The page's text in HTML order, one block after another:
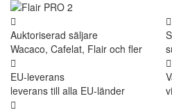
Auktoriserad säljare
Wacaco, Cafelat, Flair och fler
EU-leverans
leverans till alla EU-länder